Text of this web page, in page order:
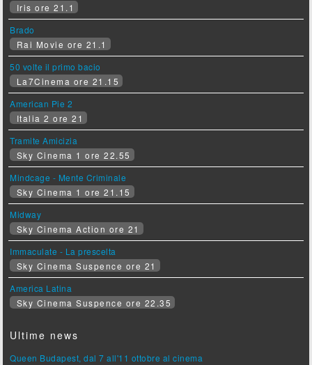
Iris ore 21.1
Brado
Rai Movie ore 21.1
50 volte il primo bacio
La7Cinema ore 21.15
American Pie 2
Italia 2 ore 21
Tramite Amicizia
Sky Cinema 1 ore 22.55
Mindcage - Mente Criminale
Sky Cinema 1 ore 21.15
Midway
Sky Cinema Action ore 21
Immaculate - La prescelta
Sky Cinema Suspence ore 21
America Latina
Sky Cinema Suspence ore 22.35
Ultime news
Queen Budapest, dal 7 all'11 ottobre al cinema